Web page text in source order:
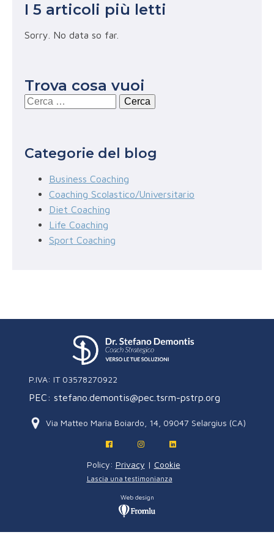
I 5 articoli più letti
Sorry. No data so far.
Trova cosa vuoi
Ricerca
Categorie del blog
Business Coaching
Coaching Scolastico/Universitario
Diet Coaching
Life Coaching
Sport Coaching
P.IVA: IT 03578270922
PEC: stefano.demontis@pec.tsrm-pstrp.org
Via Matteo Maria Boiardo, 14, 09047 Selargius (CA)
Policy: Privacy | Cookie
Lascia una testimonianza
Web design